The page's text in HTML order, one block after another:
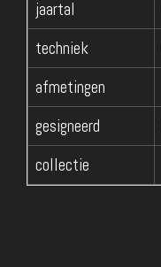
jaartal
techniek
afmetingen
gesigneerd
collectie